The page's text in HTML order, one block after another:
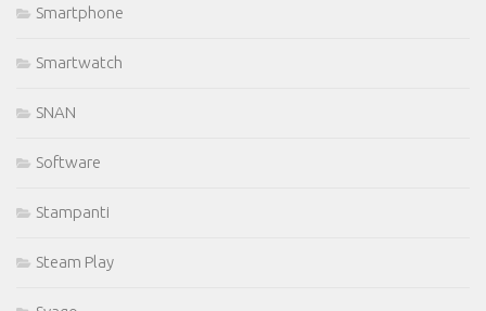
Smartphone
Smartwatch
SNAN
Software
Stampanti
Steam Play